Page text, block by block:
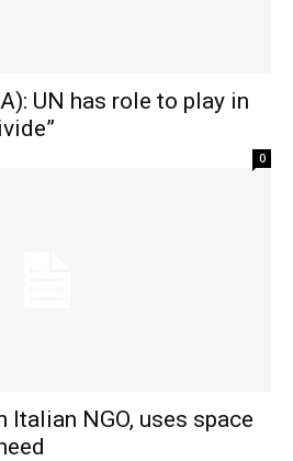
UN has role to play in
0
Italian NGO, uses space